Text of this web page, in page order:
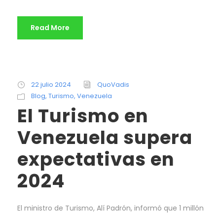
Read More
22 julio 2024
QuoVadis
Blog, Turismo, Venezuela
El Turismo en
Venezuela supera
expectativas en
2024
El ministro de Turismo, Alí Padrón, informó que 1 millón